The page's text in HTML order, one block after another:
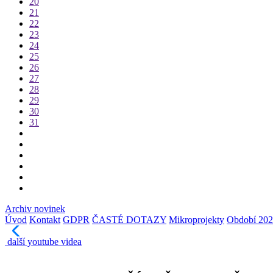
21
22
23
24
25
26
27
28
29
30
31
Archiv novinek
Úvod Kontakt GDPR ČASTÉ DOTAZY Mikroprojekty Období
další youtube videa